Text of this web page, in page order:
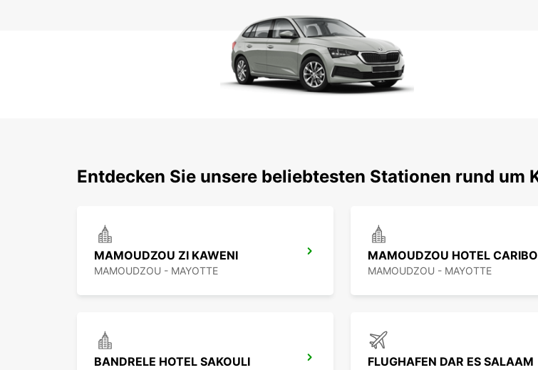
Entdecken Sie unsere beliebtesten Stationen rund um
MAMOUDZOU ZI KAWENI
MAMOUDZOU - MAYOTTE
MAMOUDZOU HOTEL
MAMOUDZOU - MAYOTTE
BANDRELE HOTEL SAKOULI FLUGHAFEN DAR ES SALAAM